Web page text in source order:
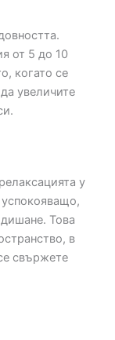
от 5 до 10
когато се
увеличите
у
Това
в
свържете